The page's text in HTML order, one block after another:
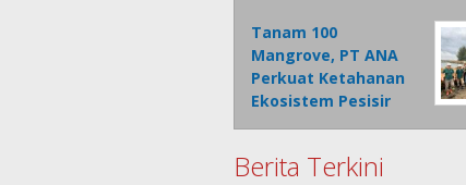
Tanam 100
Mangrove, PT ANA
Perkuat Ketahanan
Ekosistem Pesisir
Berita Terkini